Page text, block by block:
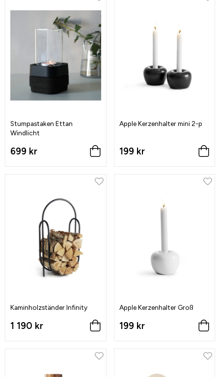
Stumpastaken Ettan
Windlicht
699 kr
Apple Kerzenhalter mini 2-p
199 kr
Kaminholzständer Infinity
1 190 kr
Apple Kerzenhalter Groß
199 kr